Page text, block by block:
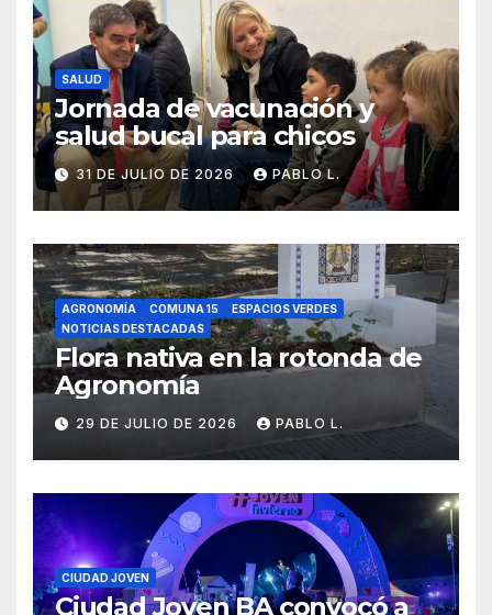
SALUD
Jornada de vacunación y
salud bucal para chicos
31 DE JULIO DE 2026 PABLO L.
AGRONOMÍA COMUNA 15
ESPACIOS VERDES
NOTICIAS DESTACADAS
Flora nativa en la rotonda de
Agronomía
29 DE JULIO DE 2026 PABLO L.
CIUDAD JOVEN
Ciudad Joven BA convocó a